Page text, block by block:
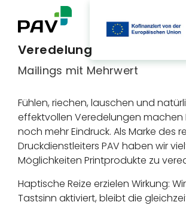
Veredelung
Mailings mit Mehrwert
Fühlen, riechen, lauschen und
effektvollen Veredelungen machen
noch mehr Eindruck. Als Marke des
Druckdienstleiters PAV haben wir
Möglichkeiten Printprodukte zu
Haptische Reize erzielen Wirkung:
Tastsinn aktiviert, bleibt die